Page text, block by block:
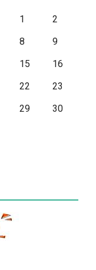
1
2
8
9
15
16
22
23
29
30